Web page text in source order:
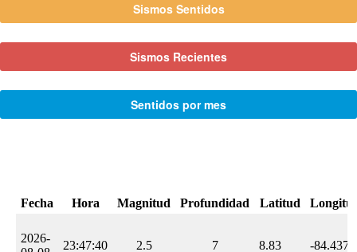
Sismos Sentidos
Sismos Recientes
Sentidos por mes